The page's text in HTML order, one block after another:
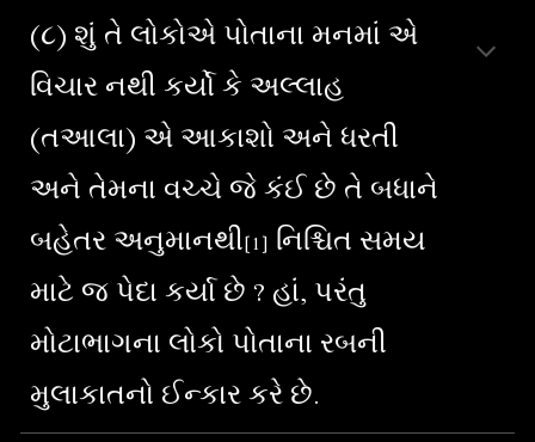
(૮) શું તે લોકોએ પોતાના મનમાં એ
વિચાર નથી કર્યો કે અલ્લાહ
(તઆલા) એ આકાશો અને ધરતી
અને તેમના વચ્ચે જે કંઈ છે તે બધાને
બહેતર અનુમાનથી[1] નિશ્ચિત સમય
માટે જ પેદા કર્યા છે ? હાં, પરંતુ
મોટાભાગના લોકો પોતાના રબની
મુલાકાતનો ઈન્કાર કરે છે.